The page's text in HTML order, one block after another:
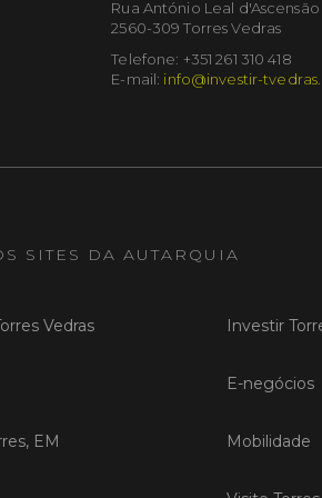
Rua António Leal d'Ascensão
2560-309 Torres Vedras
Telefone: +351 261 310 418
E-mail: info@investir-
SITES DA AUTARQUIA
Vedras
EM
Investir
E-negócios
Mobilidade